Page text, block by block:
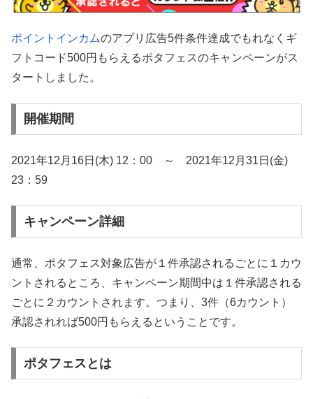
ポイントインカムのアプリ広告5件条件達成でもれなくギ
フトコード500円もらえるポタフェスのキャンペーンがス
タートしました。
開催期間
2021年12月16日(木) 12：00 ～ 2021年12月31日(金)
23：59
キャンペーン詳細
通常、ポタフェス対象広告が１件承認されるごとに１カウ
ントされるところ、キャンペーン期間中は１件承認される
ごとに２カウントされます。つまり、3件（6カウント）
承認されれば500円もらえるということです。
ポタフェスとは